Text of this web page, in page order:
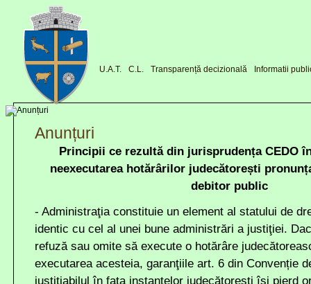
U.A.T. C.L. Transparență decizională Informatii
Anunțuri
Principii ce rezultă din jurisprudența CEDO
neexecutarea hotărârilor judecătorești
debitor public
- Administraţia constituie un element al statului de
identic cu cel al unei bune administrări a justiţiei.
refuză sau omite să execute o hotărâre
executarea acesteia, garanţiile art. 6 din Convenție
justiţiabilul în faţa instanţelor judecătoreşti îşi pierd